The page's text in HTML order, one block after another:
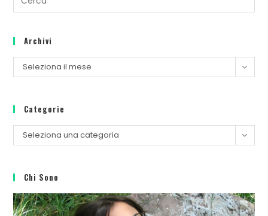
the
Archivi
Archivi
Seleziona il mese
Categorie
Categorie
Seleziona una categoria
Chi Sono